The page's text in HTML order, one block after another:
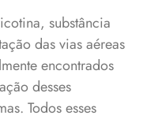
substância
das vias aéreas
encontrados
desses
Todos esses